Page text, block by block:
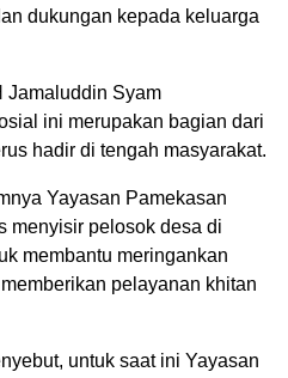
dukungan kepada keluarga
Jamaluddin Syam
ini merupakan bagian dari
hadir di tengah masyarakat.
Yayasan Pamekasan
menyisir pelosok desa di
membantu meringankan
pelayanan khitan
untuk saat ini Yayasan